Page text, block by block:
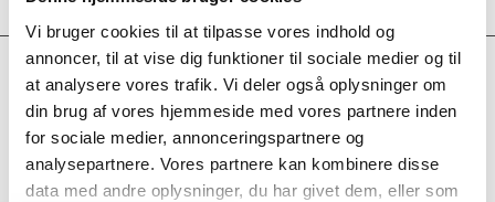
Vi bruger cookies til at tilpasse vores indhold og
annoncer, til at vise dig funktioner til sociale medier og til
at analysere vores trafik. Vi deler også oplysninger om
din brug af vores hjemmeside med vores partnere inden
for sociale medier, annonceringspartnere og
analysepartnere. Vores partnere kan kombinere disse
data med andre oplysninger, du har givet dem, eller som
KONTAKT OS
Hellerup Låse ApS
Strandvejen 183
2900 Hellerup